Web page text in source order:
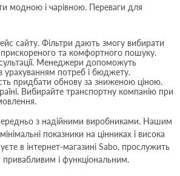
модною і чарівною. Переваги для
сайту. Фільтри дають змогу вибирати
та комфортного пошуку.
Менеджери допоможуть
урахуванням потреб і бюджету.
придбати обнову за зниженою ціною.
Вибирайте транспортну компанію при
з надійними виробниками. Нашим
показники на цінниках і висока
в інтернет-магазині Sabo, прослужить
привабливим і функціональним.